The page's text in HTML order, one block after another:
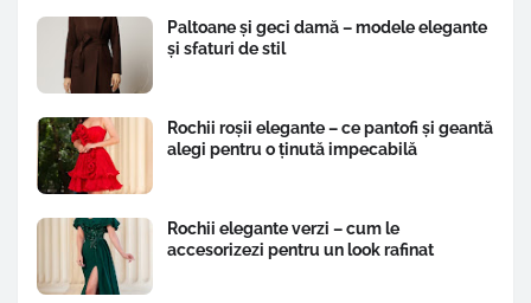
Paltoane și geci damă – modele elegante
și sfaturi de stil
Rochii roșii elegante – ce pantofi și geantă
alegi pentru o ținută impecabilă
Rochii elegante verzi – cum le
accesorizezi pentru un look rafinat